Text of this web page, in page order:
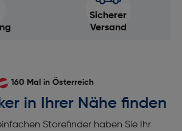
Sicherer
Versand
160 Mal in Österreich
in Ihrer Nähe finden
Storefinder haben Sie Ihr